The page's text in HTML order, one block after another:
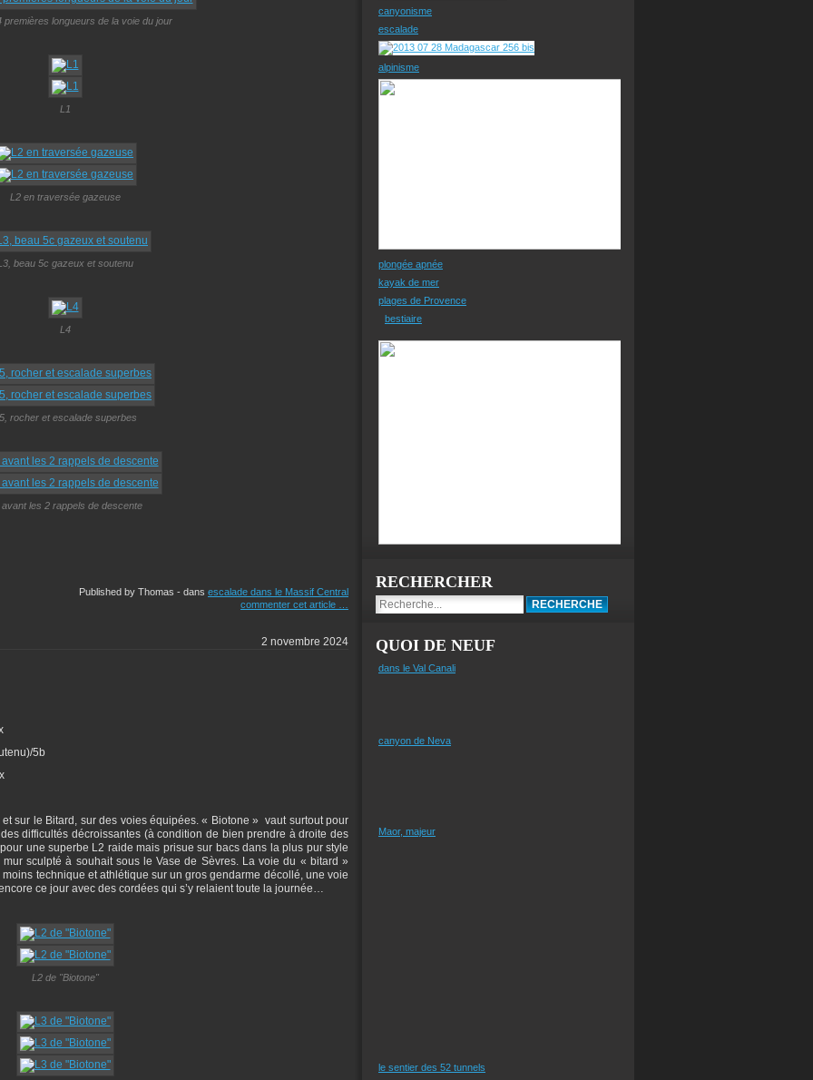
premières longueurs de la voie du jour
L1
L2 en traversée gazeuse
beau 5c gazeux et soutenu
L4
rocher et escalade superbes
les 2 rappels de descente
Published by Thomas - dans escalade dans le Massif Central
commenter cet article
2 novembre 2024
5b
sur le Bitard, sur des voies équipées. « Biotone » vaut surtout pour
difficultés décroissantes (à condition de bien prendre à droite des
une superbe L2 raide mais prisue sur bacs dans la plus pur style
sculpté à souhait sous le Vase de Sèvres. La voie du « bitard »
technique et athlétique sur un gros gendarme décollé, une voie
ce jour avec des cordées qui s’y relaient toute la journée…
L2 de "Biotone"
canyonisme
escalade
alpinisme
plongée apnée
kayak de mer
plages de Provence
bestiaire
RECHERCHER
QUOI DE NEUF
dans le Val Canali
canyon de Neva
Maor, majeur
le sentier des 52 tunnels